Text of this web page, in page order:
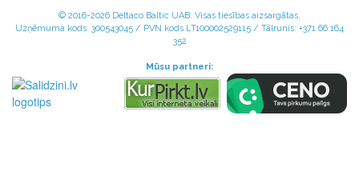
© 2016-2026 Deltaco Baltic UAB. Visas tiesības aizsargātas.
Uzņēmuma kods: 300543045 / PVN kods LT100002529115 / Tālrunis: +371 66 164
352
Mūsu partneri: